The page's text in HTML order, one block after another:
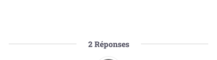
2Réponses